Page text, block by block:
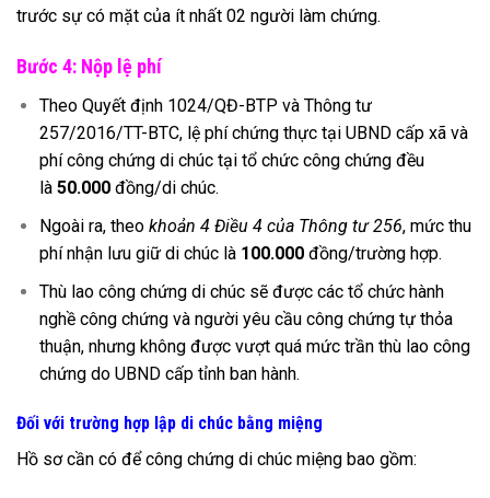
trước sự có mặt của ít nhất 02 người làm chứng.
Bước 4: Nộp lệ phí
Theo Quyết định 1024/QĐ-BTP và Thông tư
257/2016/TT-BTC, lệ phí chứng thực tại UBND cấp xã và
phí công chứng di chúc tại tổ chức công chứng đều
là 50.000đồng/di chúc.
Ngoài ra, theo khoản 4 Điều 4 của Thông tư 256, mức thu
phí nhận lưu giữ di chúc là 100.000đồng/trường hợp.
Thù lao công chứng di chúc sẽ được các tổ chức hành
nghề công chứng và người yêu cầu công chứng tự thỏa
thuận, nhưng không được vượt quá mức trần thù lao công
chứng do UBND cấp tỉnh ban hành.
Đối với trường hợp lập di chúc bằng miệng
Hồ sơ cần có để công chứng di chúc miệng bao gồm: